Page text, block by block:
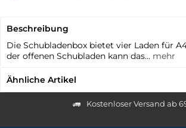
Beschreibung
Die Schubladenbox bietet vier Laden für
der offenen Schubladen kann das... mehr
Ähnliche Artikel
Kostenloser Versand ab